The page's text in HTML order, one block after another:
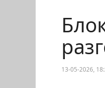
13-05-2026,